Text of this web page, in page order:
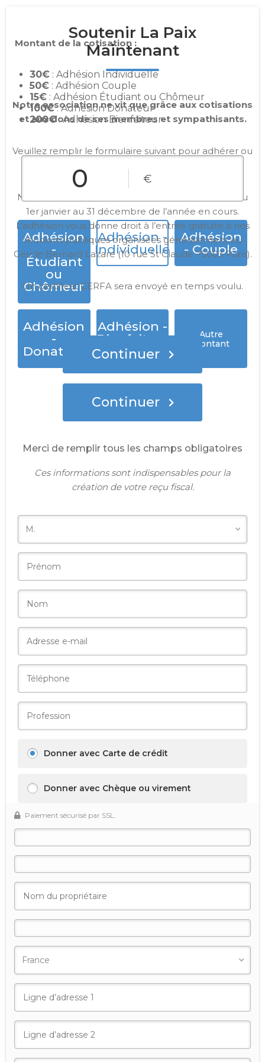
Soutenir La Paix
Maintenant
Notre association ne vit que grâce aux cotisations
et aux dons de ses membres et sympathisants.
Veuillez remplir le formulaire suivant pour adhérer ou
Nos cotisations se basent sur l’année calendaire, du
1er janvier au 31 décembre de l’année en cours.
L’adhésion vous donne droit à l’entrée gratuite à nos
réunions publiques organisées généralement au
Cercle Bernard Lazare (10 rue St Claude 75003 Paris).
Un certificat CERFA sera envoyé en temps voulu.
Continuer
Montant de la cotisation :
30€ : Adhésion Individuelle
50€ : Adhésion Couple
15€ : Adhésion Étudiant ou Chômeur
100€: Adhésion Donateur
200€: Adhésion Bienfaiteur
€
Adhésion
-
Étudiant
ou
Chômeur
Adhésion -
Individuelle
Adhésion
- Couple
Adhésion
-
Donateur
Adhésion -
Bienfaiteur
Autre
montant
Continuer
Merci de remplir tous les champs obligatoires
Ces informations sont indispensables pour la
création de votre reçu fiscal.
Donner avec Carte de crédit
Donner avec Chèque ou virement
Paiement sécurisé par SSL.